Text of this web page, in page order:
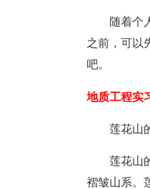
随着个
之前，可以
吧。
地质工程实
莲花山
莲花山
褶皱山系。